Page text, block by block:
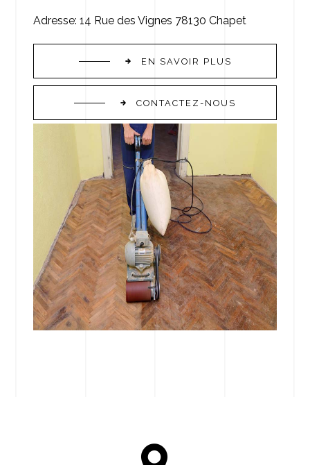
Adresse: 14 Rue des Vignes 78130 Chapet
EN SAVOIR PLUS
CONTACTEZ-NOUS